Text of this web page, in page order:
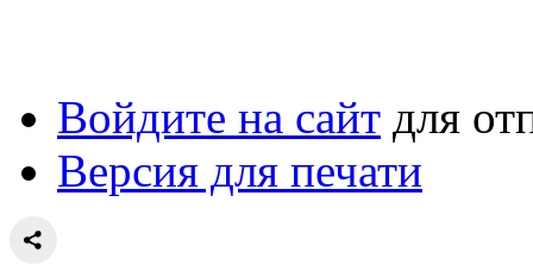
Войдите на сайт для
Версия для печати